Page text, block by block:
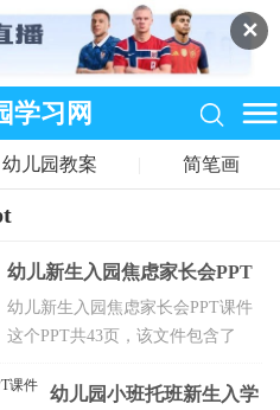
✕
学习网
幼儿园教案 简笔画
幼儿新生入园焦虑家长会PPT
课件
幼儿新生入园焦虑家长会PPT课件
这个PPT共43页，该文件包含了
注幼儿的表现要给以鼓励引导，让
幼儿园小班托班新生入学